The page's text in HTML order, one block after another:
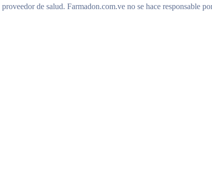
de salud. Farmadon.com.ve no se hace responsable